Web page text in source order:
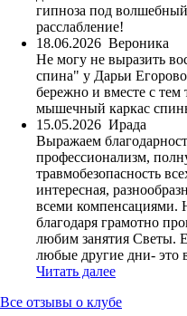
гипноза под
расслабление!
18.06.2026 Вероника
Не могу не выразить
спина" у Дарьи
бережно и вместе с тем
мышечный каркас
15.05.2026 Ирада
Выражаем
профессионализм,
травмобезопасность
интересная,
всеми компенсациями.
благодаря грамотно
любим занятия Светы.
любые другие дни- это
Читать далее
Все отзывы о клубе